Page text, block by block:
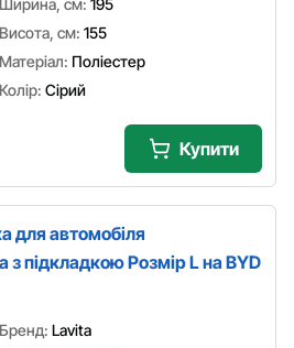
Ширина, см: 195
Висота, см: 155
Матеріал: Поліестер
Колір: Сірий
Купити
для автомобіля
підкладкою Розмір L на BYD
Бренд: Lavita